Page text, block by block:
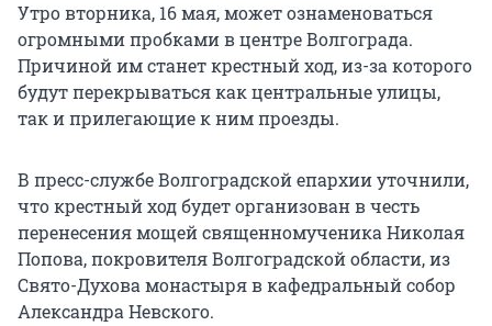
Утро вторника, 16 мая, может ознаменоваться
огромными пробками в центре Волгограда.
Причиной им станет крестный ход, из-за которого
будут перекрываться как центральные улицы,
так и прилегающие к ним проезды.
В пресс-службе Волгоградской епархии уточнили,
что крестный ход будет организован в честь
перенесения мощей священномученика Николая
Попова, покровителя Волгоградской области, из
Свято-Духова монастыря в кафедральный собор
Александра Невского.